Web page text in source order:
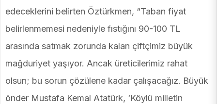
edeceklerini belirten Öztürkmen, “Taban fiyat
belirlenmemesi nedeniyle fıstığını 90-100 TL
arasında satmak zorunda kalan çiftçimiz büyük
mağduriyet yaşıyor. Ancak üreticilerimiz rahat
olsun; bu sorun çözülene kadar çalışacağız. Büyük
önder Mustafa Kemal Atatürk, ‘Köylü milletin